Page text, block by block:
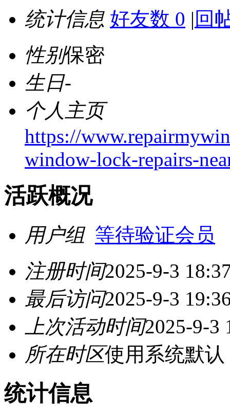
统计信息 好友数 0 | 回
性别保密
生日-
个人主页
https://
window-lock-repairs-
活跃概况
用户组 等待验证会员
注册时间2025-9-3
最后访问2025-9-3
上次活动时间2025-9-3
所在时区使用系统默认
统计信息